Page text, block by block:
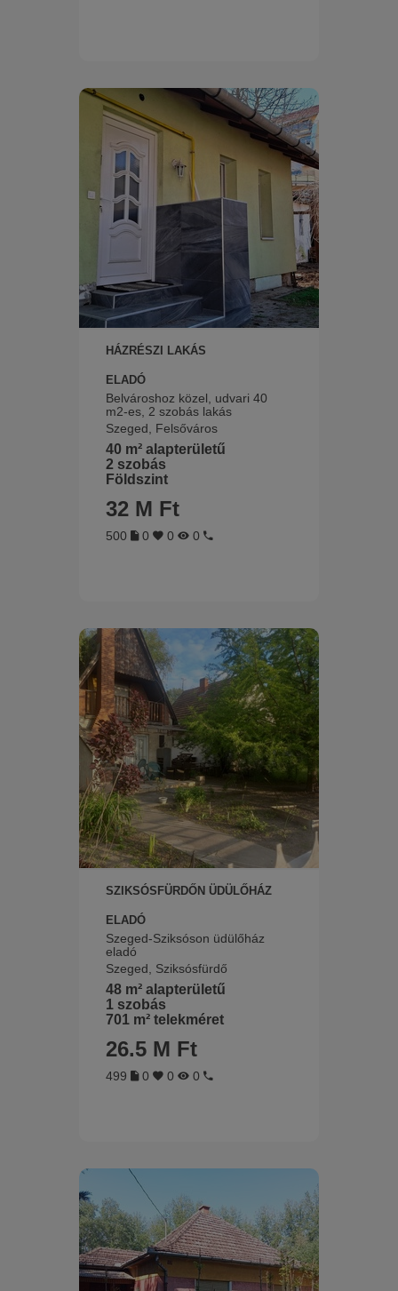
HÁZRÉSZI LAKÁS
ELADÓ
Belvároshoz közel, udvari 40
m2-es, 2 szobás lakás
Szeged, Felsőváros
40 m² alapterületű
2 szobás
Földszint
32 M Ft
500 0 0 0
SZIKSÓSFÜRDŐN ÜDÜLŐHÁZ
ELADÓ
Szeged-Sziksóson üdülőház
eladó
Szeged, Sziksósfürdő
48 m² alapterületű
1 szobás
701 m² telekméret
26.5 M Ft
499 0 0 0